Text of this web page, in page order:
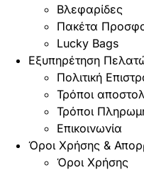
Βλεφαρίδες
Πακέτα
Lucky Bags
Εξυπηρέτηση
Πολιτική
Τρόποι
Τρόποι
Επικοινωνία
Όροι Χρήσης &
Όροι Χρήσης